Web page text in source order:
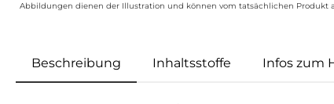
Abbildungen dienen der Illustration und können vom tatsächlichen Produkt
Beschreibung Inhaltsstoffe Infos zum